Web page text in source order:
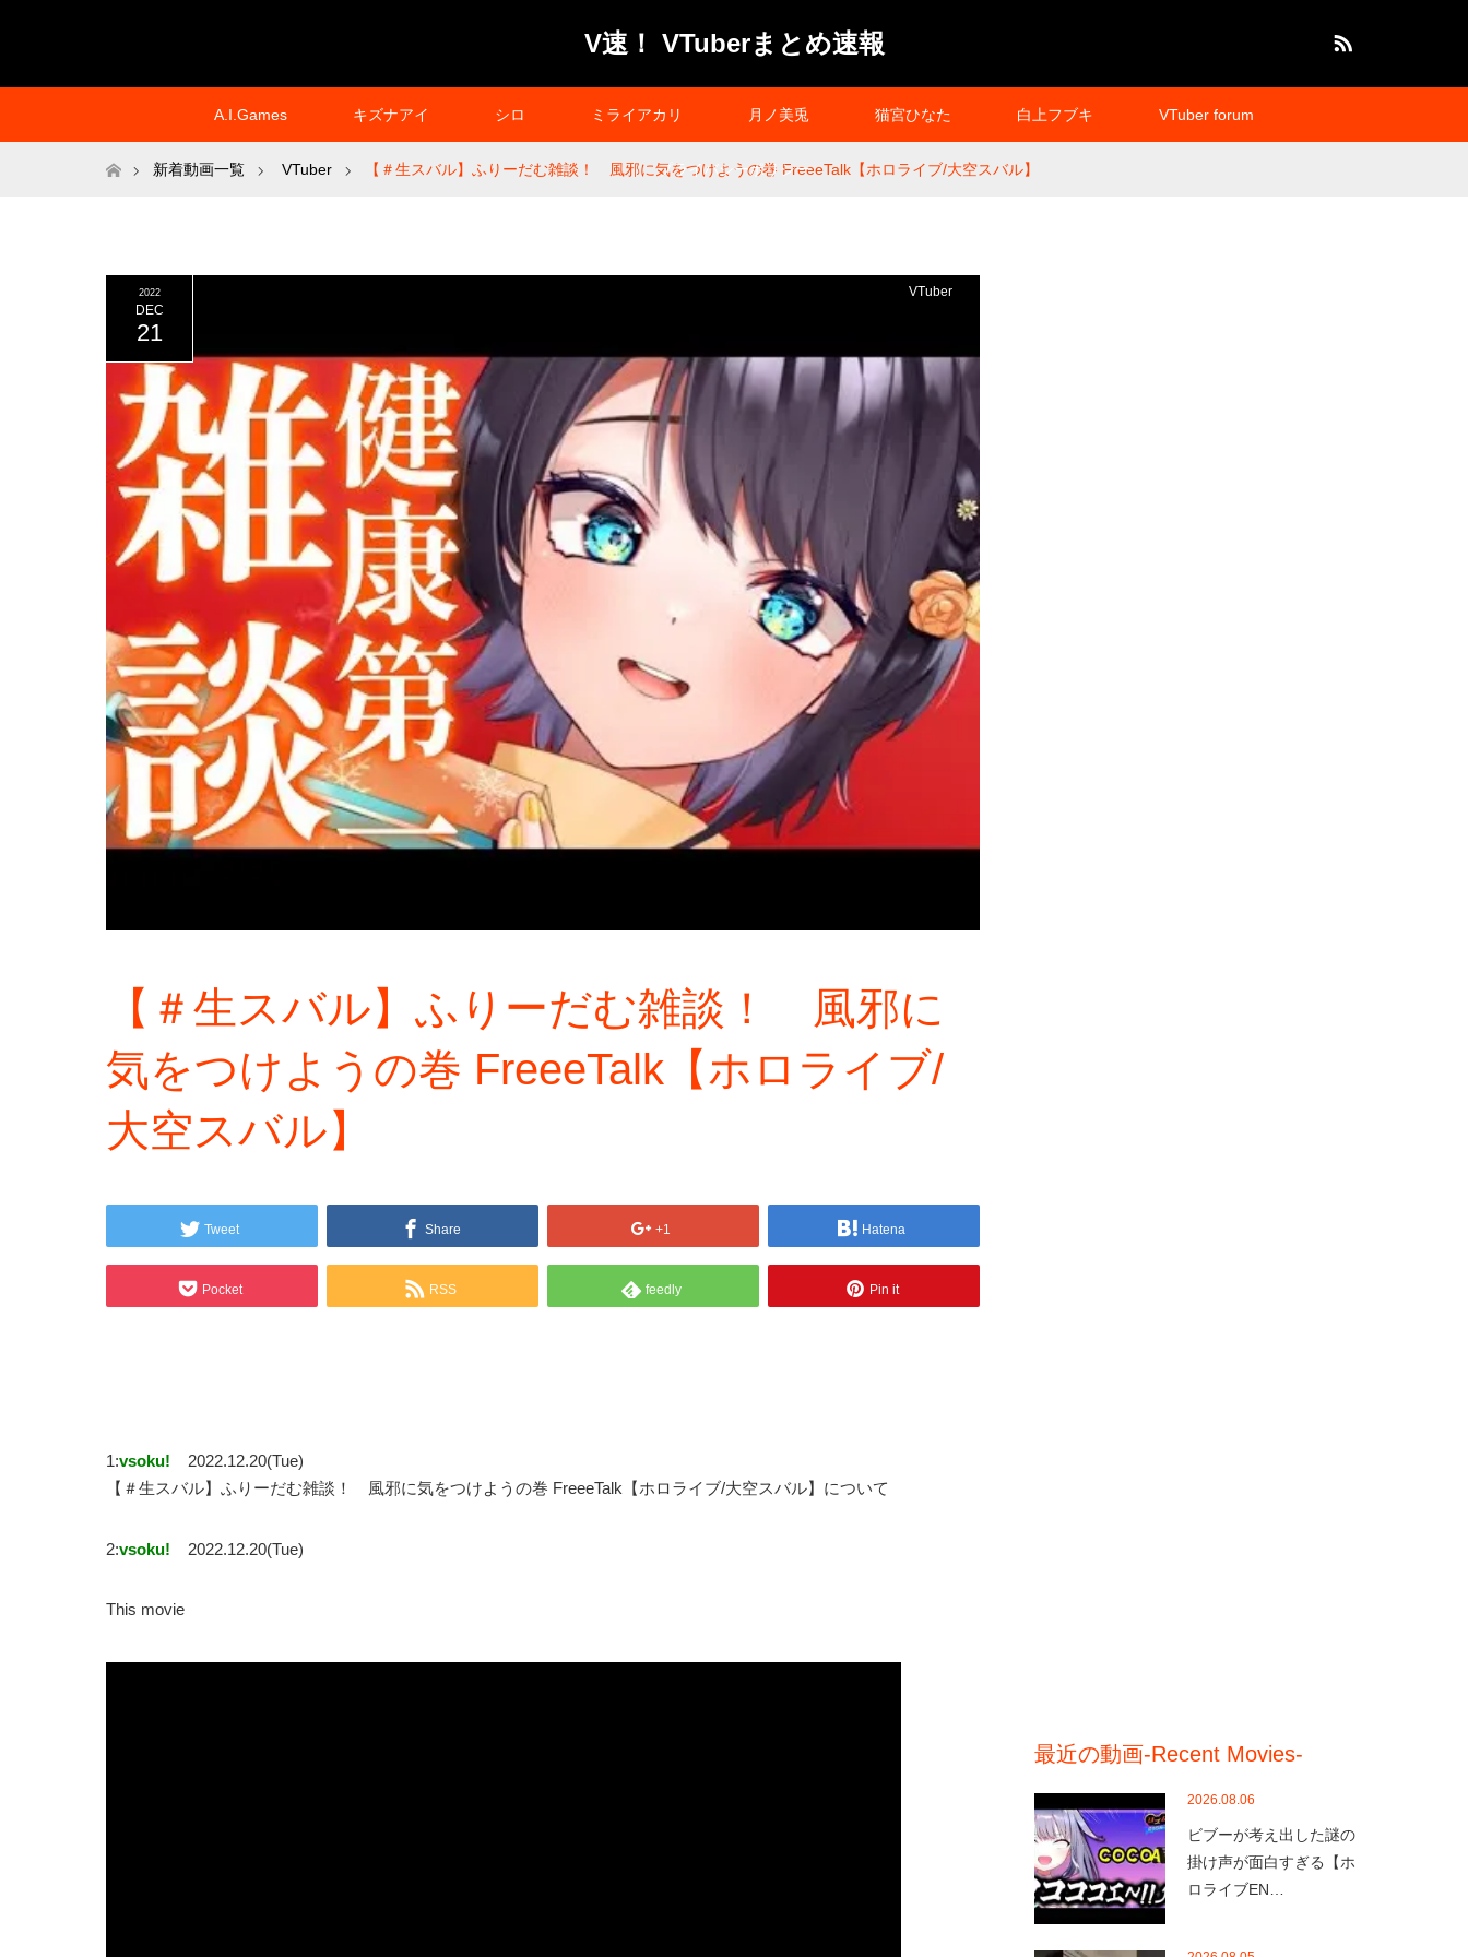
V速！ VTuberまとめ速報
A.I.Games キズナアイ シロ ミライアカリ 月ノ美兎 猫宮ひなた 白上フブキ VTuber forum
プライバシーポリシー
ホーム新着動画一覧 VTuber 【＃生スバル】ふりーだむ雑談！ 風邪に気をつけようの巻 FreeeTalk【ホロライブ/大空スバル】
2022
DEC
21
VTuber
【＃生スバル】ふりーだむ雑談！ 風邪に
気をつけようの巻 FreeeTalk【ホロライブ/
大空スバル】
Tweet Share +1 Hatena
Pocket RSS feedly Pin it
1:vsoku!
2022.12.20(Tue)
【＃生スバル】ふりーだむ雑談！ 風邪に気をつけようの巻 FreeeTalk【ホロライブ/大空スバル】について
2:vsoku! 2022.12.20(Tue)
This movie
最近の動画-Recent Movies-
2026.08.06
ビブーが考え出した謎の
掛け声が面白すぎる【ホ
ロライブEN…